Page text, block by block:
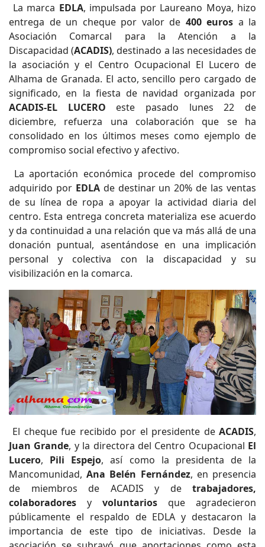
La marca EDLA, impulsada por Laureano Moya, hizo
entrega de un cheque por valor de 400 euros a la
Asociación Comarcal para la Atención a la
Discapacidad (ACADIS), destinado a las necesidades de
la asociación y el Centro Ocupacional El Lucero de
Alhama de Granada. El acto, sencillo pero cargado de
significado, en la fiesta de navidad organizada por
ACADIS-EL LUCERO este pasado lunes 22 de
diciembre, refuerza una colaboración que se ha
consolidado en los últimos meses como ejemplo de
compromiso social efectivo y afectivo.
La aportación económica procede del compromiso
adquirido porEDLAde destinar un 20% de las ventas
de su línea de ropa a apoyar la actividad diaria del
centro. Esta entrega concreta materializa ese acuerdo
y da continuidad a una relación que va más allá de una
donación puntual, asentándose en una implicación
personal y colectiva con la discapacidad y su
visibilización en la comarca.
El cheque fue recibido por el presidente de ACADIS,
Juan Grande, y la directora del Centro Ocupacional El
Lucero, Pili Espejo, así como la presidenta de la
Mancomunidad,Ana Belén Fernández, en presencia
de miembros de ACADIS y de trabajadores,
colaboradores y voluntarios que agradecieron
públicamente el respaldo de EDLA y destacaron la
importancia de este tipo de iniciativas. Desde la